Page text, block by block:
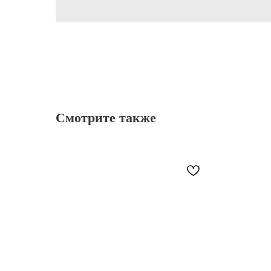
Смотрите также